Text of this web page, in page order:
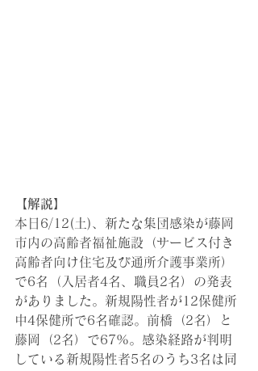
【解説】
本日6/12(土)、新たな集団感染が藤岡
市内の高齢者福祉施設（サービス付き
高齢者向け住宅及び通所介護事業所）
で6名（入居者4名、職員2名） の発表
がありました。新規陽性者が12保健所
中4保健所で6名確認。前橋（2名）と
藤岡（2名）で67%。感染経路が判明
している新規陽性者5名のうち3名は同